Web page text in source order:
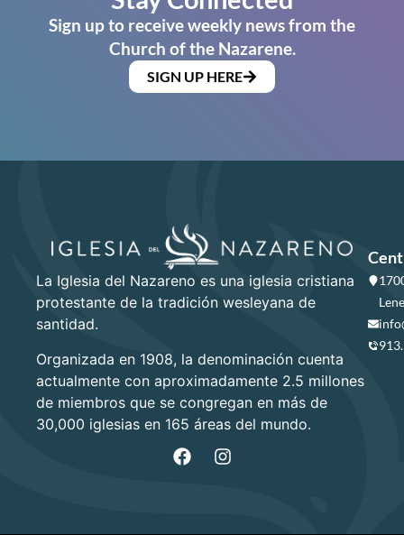
Sign up to receive weekly news from the
Church of the Nazarene.
SIGN UP HERE
La Iglesia del Nazareno es una iglesia cristiana
protestante de la tradición wesleyana de
santidad.
Organizada en 1908, la denominación cuenta
actualmente con aproximadamente 2.5 millones
de miembros que se congregan en más de
30,000 iglesias en 165 áreas del mundo.